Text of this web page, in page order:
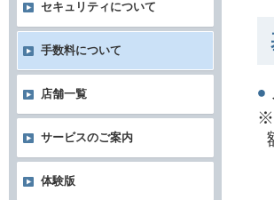
※
セキュリティについて
手数料について
店舗一覧
サービスのご案内
体験版